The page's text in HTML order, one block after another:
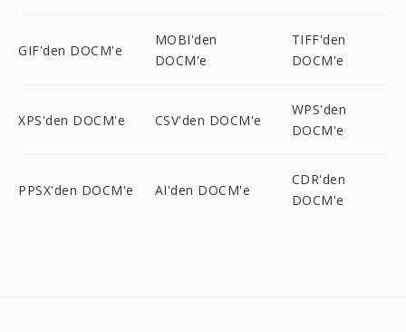
GIF'den DOCM'e
MOBI'den
DOCM'e
TIFF'den
DOCM'e
XPS'den DOCM'e CSV'den DOCM'e
WPS'den
DOCM'e
PPSX'den DOCM'e AI'den DOCM'e
CDR'den
DOCM'e